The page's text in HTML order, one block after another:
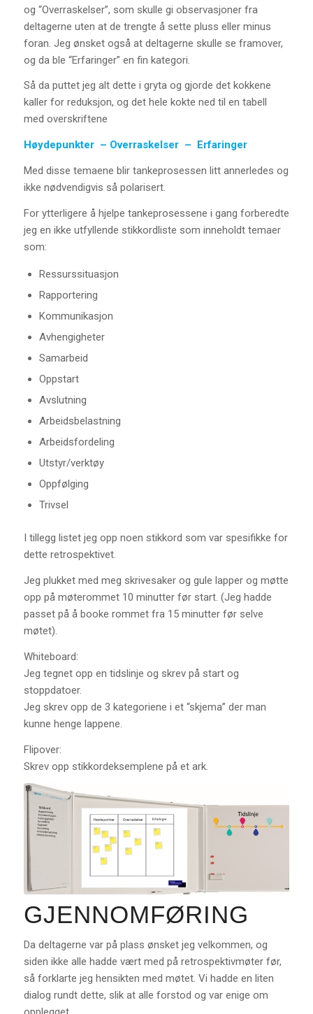
og “Overraskelser”, som skulle gi observasjoner fra
deltagerne uten at de trengte å sette pluss eller minus
foran. Jeg ønsket også at deltagerne skulle se framover,
og da ble “Erfaringer” en fin kategori.
Så da puttet jeg alt dette i gryta og gjorde det kokkene
kaller for reduksjon, og det hele kokte ned til en tabell
med overskriftene
Høydepunkter – Overraskelser – Erfaringer
Med disse temaene blir tankeprosessen litt annerledes og
ikke nødvendigvis så polarisert.
For ytterligere å hjelpe tankeprosessene i gang forberedte
jeg en ikke utfyllende stikkordliste som inneholdt temaer
som:
Ressurssituasjon
Rapportering
Kommunikasjon
Avhengigheter
Samarbeid
Oppstart
Avslutning
Arbeidsbelastning
Arbeidsfordeling
Utstyr/verktøy
Oppfølging
Trivsel
I tillegg listet jeg opp noen stikkord som var spesifikke for
dette retrospektivet.
Jeg plukket med meg skrivesaker og gule lapper og møtte
opp på møterommet 10 minutter før start. (Jeg hadde
passet på å booke rommet fra 15 minutter før selve
møtet).
Whiteboard:
Jeg tegnet opp en tidslinje og skrev på start og
stoppdatoer.
Jeg skrev opp de 3 kategoriene i et “skjema” der man
kunne henge lappene.
Flipover:
Skrev opp stikkordeksemplene på et ark.
GJENNOMFØRING
Da deltagerne var på plass ønsket jeg velkommen, og
siden ikke alle hadde vært med på retrospektivmøter før,
så forklarte jeg hensikten med møtet. Vi hadde en liten
dialog rundt dette, slik at alle forstod og var enige om